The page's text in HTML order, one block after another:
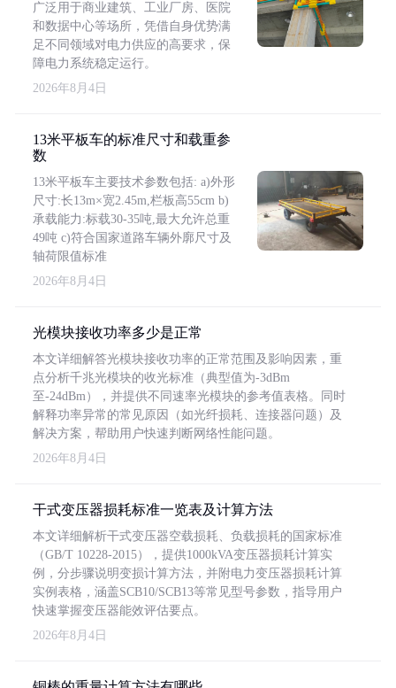
广泛用于商业建筑、工业厂房、医院
和数据中心等场所，凭借自身优势满
足不同领域对电力供应的高要求，保
障电力系统稳定运行。
2026年8月4日
13米平板车的标准尺寸和载重参
数
13米平板车主要技术参数包括: a)外形
尺寸:长13m×宽2.45m,栏板高55cm b)
承载能力:标载30-35吨,最大允许总重
49吨 c)符合国家道路车辆外廓尺寸及
轴荷限值标准
2026年8月4日
光模块接收功率多少是正常
本文详细解答光模块接收功率的正常范围及影响因素，重
点分析千兆光模块的收光标准（典型值为-3dBm
至-24dBm），并提供不同速率光模块的参考值表格。同时
解释功率异常的常见原因（如光纤损耗、连接器问题）及
解决方案，帮助用户快速判断网络性能问题。
2026年8月4日
干式变压器损耗标准一览表及计算方法
本文详细解析干式变压器空载损耗、负载损耗的国家标准
（GB/T 10228-2015），提供1000kVA变压器损耗计算实
例，分步骤说明变损计算方法，并附电力变压器损耗计算
实例表格，涵盖SCB10/SCB13等常见型号参数，指导用户
快速掌握变压器能效评估要点。
2026年8月4日